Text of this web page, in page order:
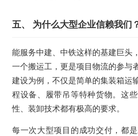
五、 为什么大型企业信赖我们
能服务中建、中铁这样的基建巨头
一个搬运工，更是项目物流的参与
建设为例，不仅是简单的集装箱运
程设备、履带吊等特种货物。这
性、装卸技术都有极高的要求。
每一次大型项目的成功交付，都